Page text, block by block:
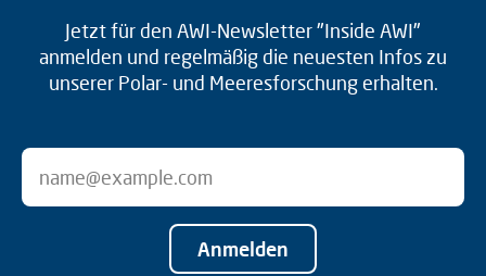
Jetzt für den AWI-Newsletter "Inside AWI"
anmelden und regelmäßig die neuesten Infos zu
unserer Polar- und Meeresforschung erhalten.
Anmelden